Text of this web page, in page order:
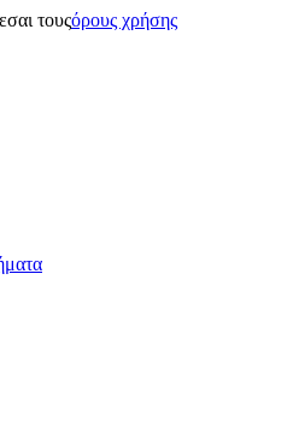
τουςόρους χρήσης